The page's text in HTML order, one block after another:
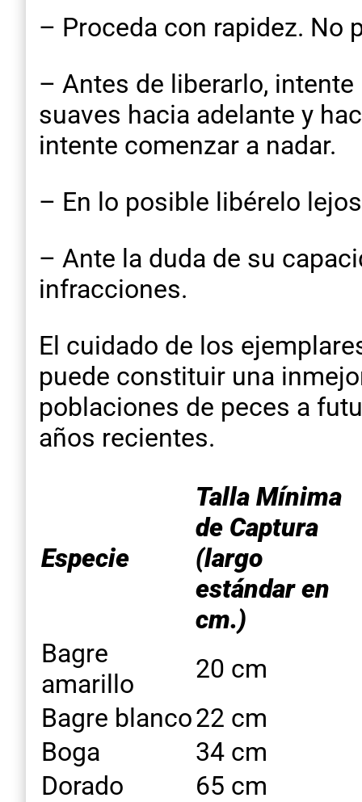
– Proceda con rapidez. No
– Antes de liberarlo,
suaves hacia adelante y
intente comenzar a nadar.
– En lo posible libérelo
– Ante la duda de su
infracciones.
El cuidado de los
puede constituir una
poblaciones de peces a
años recientes.
Especie
Talla Mínima
de Captura
(largo
estándar en
cm.)
Bagre
amarillo
20 cm
Bagre blanco22 cm
Boga
34 cm
Dorado
65 cm